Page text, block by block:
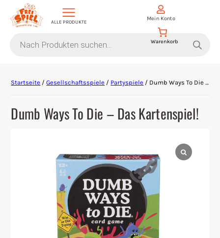
ALLE PRODUKTE
search
Mein Konto
Krimi-Dinner
Living Card Games
Malen/Modellbau
Startseite /Gesellschaftsspiele / Partyspiele / Dumb Ways To Die – Das Kartenspiel!
Dumb Ways To Die – Das Kartenspiel!